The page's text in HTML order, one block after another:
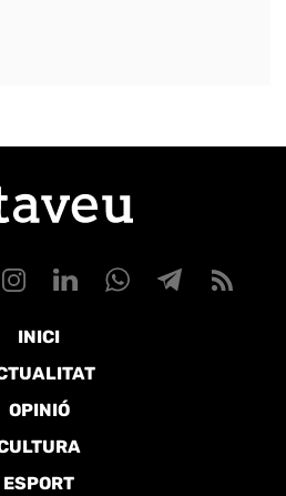
INICI
OPINIÓ
ESPORT